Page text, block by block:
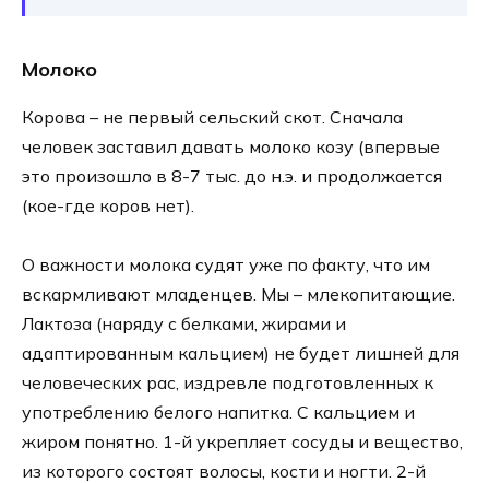
Молоко
Корова – не первый сельский скот. Сначала
человек заставил давать молоко козу (впервые
это произошло в 8-7 тыс. до н.э. и продолжается
(кое-где коров нет).
О важности молока судят уже по факту, что им
вскармливают младенцев. Мы – млекопитающие.
Лактоза (наряду с белками, жирами и
адаптированным кальцием) не будет лишней для
человеческих рас, издревле подготовленных к
употреблению белого напитка. С кальцием и
жиром понятно. 1-й укрепляет сосуды и вещество,
из которого состоят волосы, кости и ногти. 2-й